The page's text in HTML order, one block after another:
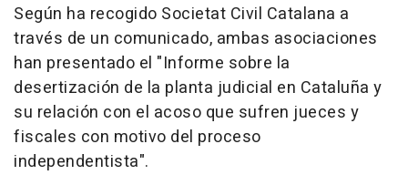
Según ha recogido Societat Civil Catalana a
través de un comunicado, ambas asociaciones
han presentado el "Informe sobre la
desertización de la planta judicial en Cataluña y
su relación con el acoso que sufren jueces y
fiscales con motivo del proceso
independentista".